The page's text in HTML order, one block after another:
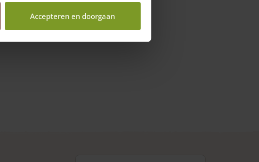
Accepteren en doorgaan